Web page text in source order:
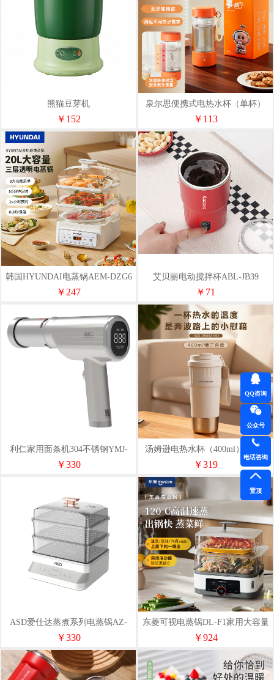
熊猫豆芽机
￥152
泉尔思便携式电热水杯（单杯）
DSB-04DB玻璃内胆
￥113
韩国HYUNDAI电蒸锅AEM-DZG6
￥247
艾贝丽电动搅拌杯ABL-JB39
￥71
利仁家用面条机304不锈钢YMJ-
D650
￥330
汤姆逊电热水杯（400ml）TMX-
DRB02-001
￥319
ASD爱仕达蒸煮系列电蒸锅AZ-
F36E403
￥330
东菱可视电蒸锅DL-F1家用大容量
蒸炖锅
￥924
QQ咨询
公众号
电话咨询
置顶